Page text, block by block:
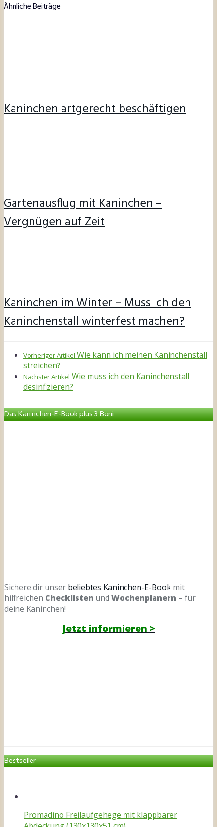
Ähnliche Beiträge
Kaninchen artgerecht beschäftigen
Gartenausflug mit Kaninchen –
Vergnügen auf Zeit
Kaninchen im Winter – Muss ich den
Kaninchenstall winterfest machen?
Vorheriger Artikel Wie kann ich meinen Kaninchenstall
streichen?
Nächster Artikel Wie muss ich den Kaninchenstall
desinfizieren?
Das Kaninchen-E-Book plus 3 Boni
Sichere dir unser beliebtes Kaninchen-E-Book mit
hilfreichen Checklisten und Wochenplanern – für
deine Kaninchen!
Jetzt informieren >
Bestseller
Promadino Freilaufgehege mit klappbarer